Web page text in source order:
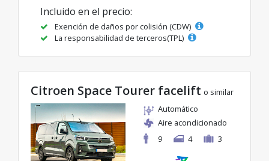
Incluido en el precio:
Exención de daños por colisión (CDW)
La responsabilidad de terceros(TPL)
Citroen Space Tourer facelift o similar
Automático
Aire acondicionado
9
4 3